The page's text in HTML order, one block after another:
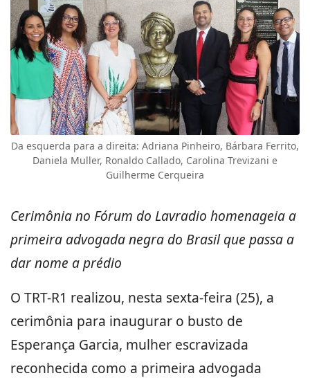
Da esquerda para a direita: Adriana Pinheiro, Bárbara Ferrito,
Daniela Muller, Ronaldo Callado, Carolina Trevizani e
Guilherme Cerqueira
Cerimônia no Fórum do Lavradio homenageia a
primeira advogada negra do Brasil que passa a
dar nome a prédio
O TRT-R1 realizou, nesta sexta-feira (25), a
cerimônia para inaugurar o busto de
Esperança Garcia, mulher escravizada
reconhecida como a primeira advogada